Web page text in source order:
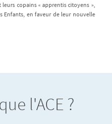
copains « apprentis citoyens »,
Enfants, en faveur de leur nouvelle
l'ACE ?